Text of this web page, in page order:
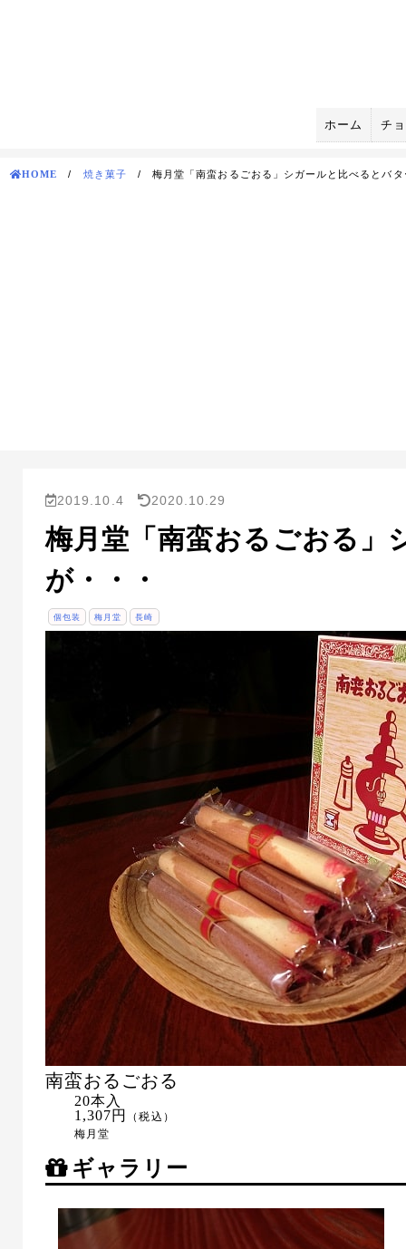
ホーム チ
HOME / 焼き菓子 /梅月堂「南蛮おるごおる」シガールと比べるとバ
2019.10.4 2020.10.29
梅月堂「南蛮おるごおる」
が・・・
個包装 梅月堂 長崎
南蛮おるごおる
20本入
1,307円
（税込）
梅月堂
ギャラリー